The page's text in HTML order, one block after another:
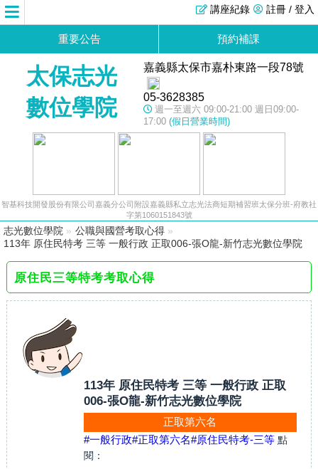
註冊 / 登入
講座紀錄
重要公告 預約補課
太保志光
數位學院
嘉義縣太保市嘉朴東路一段78號
05-3628385
週一至週六 09:00-21:00 週日09:00-
17:00 (假日營業時間)
智基科技開發股份有限公司嘉義分公司附設嘉義縣私立志光法商短期補習班太保分班-府教社
字第1060151843號
志光數位學院 » 公職與國營考取心得 »
113年 原住民特考 三等 一般行政 正取006-張O龍-新竹志光數位學院
原住民三等特考考取心得
113年 原住民特考 三等 一般行政 正取
006-張O龍-新竹志光數位學院
正取第六名
#一般行政#正取第六名#原住民特考-三等 點
閱：